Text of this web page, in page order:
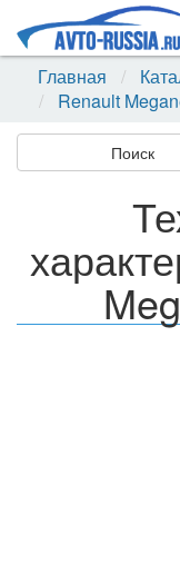
Главная
Renault
Поиск